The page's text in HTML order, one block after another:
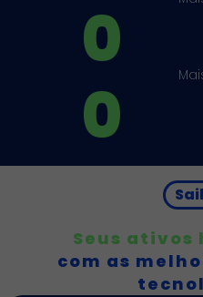
0
0
Seus ativos
com as